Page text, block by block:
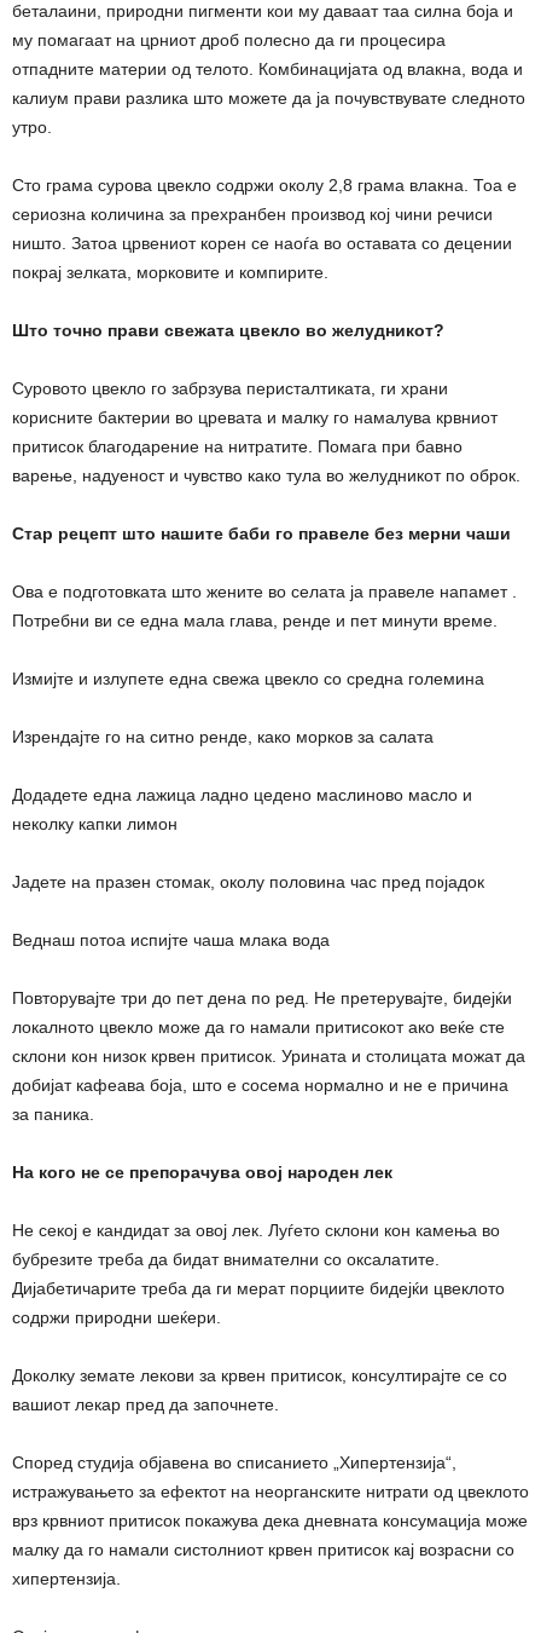
беталаини, природни пигменти кои му даваат таа силна боја и
му помагаат на црниот дроб полесно да ги процесира
отпадните материи од телото. Комбинацијата од влакна, вода и
калиум прави разлика што можете да ја почувствувате следното
утро.
Сто грама сурова цвекло содржи околу 2,8 грама влакна. Тоа е
сериозна количина за прехранбен производ кој чини речиси
ништо. Затоа црвениот корен се наоѓа во оставата со децении
покрај зелката, морковите и компирите.
Што точно прави свежата цвекло во желудникот?
Суровото цвекло го забрзува перисталтиката, ги храни
корисните бактерии во цревата и малку го намалува крвниот
притисок благодарение на нитратите. Помага при бавно
варење, надуеност и чувство како тула во желудникот по оброк.
Стар рецепт што нашите баби го правеле без мерни чаши
Ова е подготовката што жените во селата ја правеле напамет .
Потребни ви се една мала глава, ренде и пет минути време.
Измијте и излупете една свежа цвекло со средна големина
Изрендајте го на ситно ренде, како морков за салата
Додадете една лажица ладно цедено маслиново масло и
неколку капки лимон
Јадете на празен стомак, околу половина час пред појадок
Веднаш потоа испијте чаша млака вода
Повторувајте три до пет дена по ред. Не претерувајте, бидејќи
локалното цвекло може да го намали притисокот ако веќе сте
склони кон низок крвен притисок. Урината и столицата можат да
добијат кафеава боја, што е сосема нормално и не е причина
за паника.
На кого не се препорачува овој народен лек
Не секој е кандидат за овој лек. Луѓето склони кон камења во
бубрезите треба да бидат внимателни со оксалатите.
Дијабетичарите треба да ги мерат порциите бидејќи цвеклото
содржи природни шеќери.
Доколку земате лекови за крвен притисок, консултирајте се со
вашиот лекар пред да започнете.
Според студија објавена во списанието „Хипертензија“,
истражувањето за ефектот на неорганските нитрати од цвеклото
врз крвниот притисок покажува дека дневната консумација може
малку да го намали систолниот крвен притисок кај возрасни со
хипертензија.